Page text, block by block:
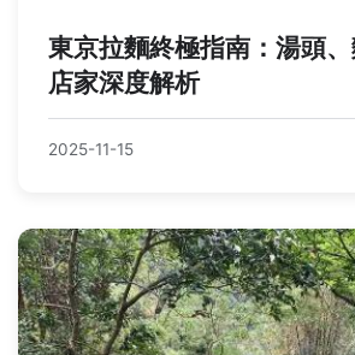
東京拉麵終極指南：湯頭
店家深度解析
2025-11-15